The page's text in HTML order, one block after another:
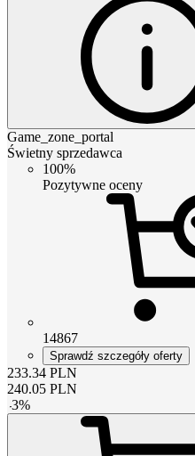
Game_zone_portal
Świetny sprzedawca
100%
Pozytywne oceny
14867
Sprawdź szczegóły oferty
233.34 PLN
240.05 PLN
-3%